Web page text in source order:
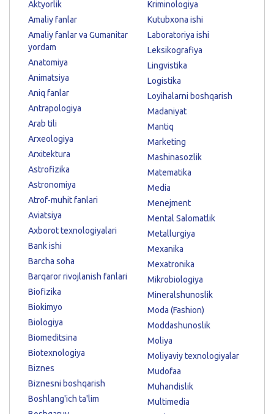
Aktyorlik
Amaliy fanlar
Amaliy fanlar va Gumanitar
yordam
Anatomiya
Animatsiya
Aniq fanlar
Antrapologiya
Arab tili
Arxeologiya
Arxitektura
Astrofizika
Astronomiya
Atrof-muhit fanlari
Aviatsiya
Axborot texnologiyalari
Bank ishi
Barcha soha
Barqaror rivojlanish fanlari
Biofizika
Biokimyo
Biologiya
Biomeditsina
Biotexnologiya
Biznes
Biznesni boshqarish
Boshlang'ich ta'lim
Kriminologiya
Kutubxona ishi
Laboratoriya ishi
Leksikografiya
Lingvistika
Logistika
Loyihalarni boshqarish
Madaniyat
Mantiq
Marketing
Mashinasozlik
Matematika
Media
Menejment
Mental Salomatlik
Metallurgiya
Mexanika
Mexatronika
Mikrobiologiya
Mineralshunoslik
Moda (Fashion)
Moddashunoslik
Moliya
Moliyaviy texnologiyalar
Mudofaa
Muhandislik
Multimedia